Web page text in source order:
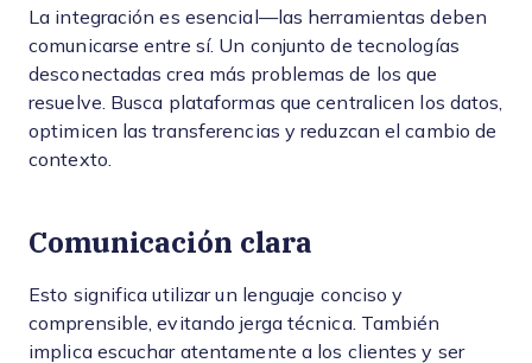
La integración es esencial—las herramientas deben
comunicarse entre sí. Un conjunto de tecnologías
desconectadas crea más problemas de los que
resuelve. Busca plataformas que centralicen los datos,
optimicen las transferencias y reduzcan el cambio de
contexto.
Comunicación clara
Esto significa utilizar un lenguaje conciso y
comprensible, evitando jerga técnica. También
implica escuchar atentamente a los clientes y ser